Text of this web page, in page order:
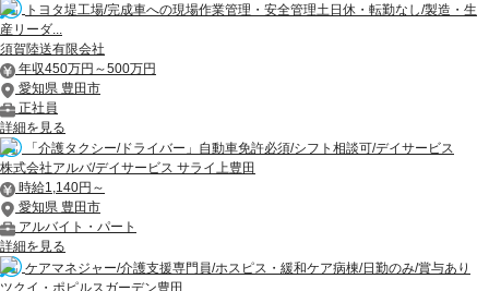
トヨタ堤工場/完成車への現場作業管理・安全管理土日休・転勤なし/製造・生
産リーダ...
須賀陸送有限会社
年収450万円～500万円
愛知県 豊田市
正社員
詳細を見る
「介護タクシー/ドライバー」自動車免許必須/シフト相談可/デイサービス
株式会社アルバ/デイサービス サライ上豊田
時給1,140円～
愛知県 豊田市
アルバイト・パート
詳細を見る
ケアマネジャー/介護支援専門員/ホスピス・緩和ケア病棟/日勤のみ/賞与あり
ツクイ・ポピルスガーデン豊田